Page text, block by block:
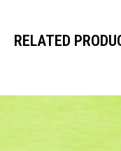
RELATED